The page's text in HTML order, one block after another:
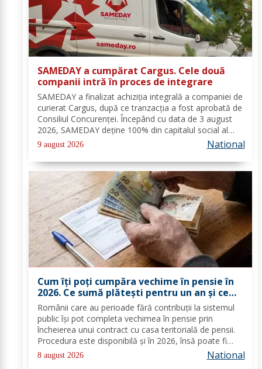
SAMEDAY a cumpărat Cargus. Cele două
companii intră în proces de integrare
SAMEDAY a finalizat achiziția integrală a companiei de
curierat Cargus, după ce tranzacția a fost aprobată de
Consiliul Concurenței. Începând cu data de 3 august
2026, SAMEDAY deține 100% din capitalul social al
Cargus, au anunțat marți, 4 august, reprezentanții
companiei. Companiile nu au anunțat...
9 august 2026 National
Cum îți poți cumpăra vechime în pensie în
2026. Ce sumă plătești pentru un an și ce
documente trebuie depuse
Românii care au perioade fără contribuții la sistemul
public își pot completa vechimea în pensie prin
încheierea unui contract cu casa teritorială de pensii.
Procedura este disponibilă și în 2026, însă poate fi
folosită doar în condițiile prevăzute de lege. Costul
depinde de salariul minim brut...
8 august 2026 National